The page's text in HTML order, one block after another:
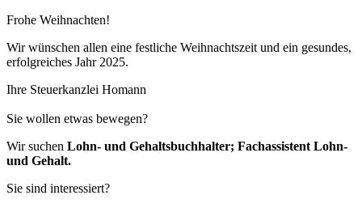
Frohe Weihnachten!
Wir wünschen allen eine festliche Weihnachtszeit und ein gesundes,
erfolgreiches Jahr 2025.
Ihre Steuerkanzlei Homann
Sie wollen etwas bewegen?
Wir suchen Lohn- und Gehalts­buchhalter; Fachassistent Lohn-
und Gehalt.
Sie sind interessiert?